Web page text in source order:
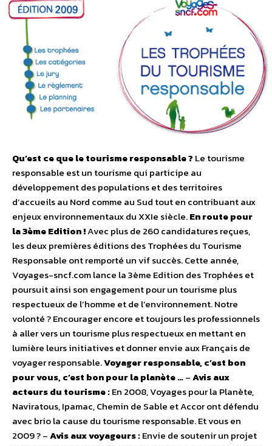
Qu’est ce que le tourisme responsable ? Le tourisme
responsable est un tourisme qui participe au
développement des populations et des territoires
d’accueils au Nord comme au Sud tout en contribuant aux
enjeux environnementaux du XXIe siècle.En route pour
la 3ème Edition !Avec plus de 260 candidatures reçues,
les deux premières éditions des Trophées du Tourisme
Responsable ont remporté un vif succès. Cette année,
Voyages-sncf.com lance la 3ème Edition des Trophées et
poursuit ainsi son engagement pour un tourisme plus
respectueux de l’homme et de l’environnement. Notre
volonté ? Encourager encore et toujours les professionnels
à aller vers un tourisme plus respectueux en mettant en
lumière leurs initiatives et donner envie aux Français de
voyager responsable.Voyager responsable, c’est bon
pour vous, c’est bon pour la planète …–Avis aux
acteurs du tourisme :En 2008, Voyages pour la Planète,
Naviratous, Ipamac, Chemin de Sable et Accor ont défendu
avec brio la cause du tourisme responsable. Et vous en
2009 ? –Avis aux voyageurs :Envie de soutenir un projet